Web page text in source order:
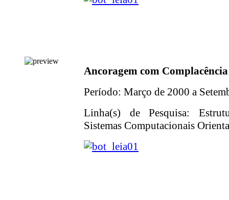
Ancoragem com
Período: Março de 2000 a
Linha(s) de Pesquisa:
Sistemas Computacionais